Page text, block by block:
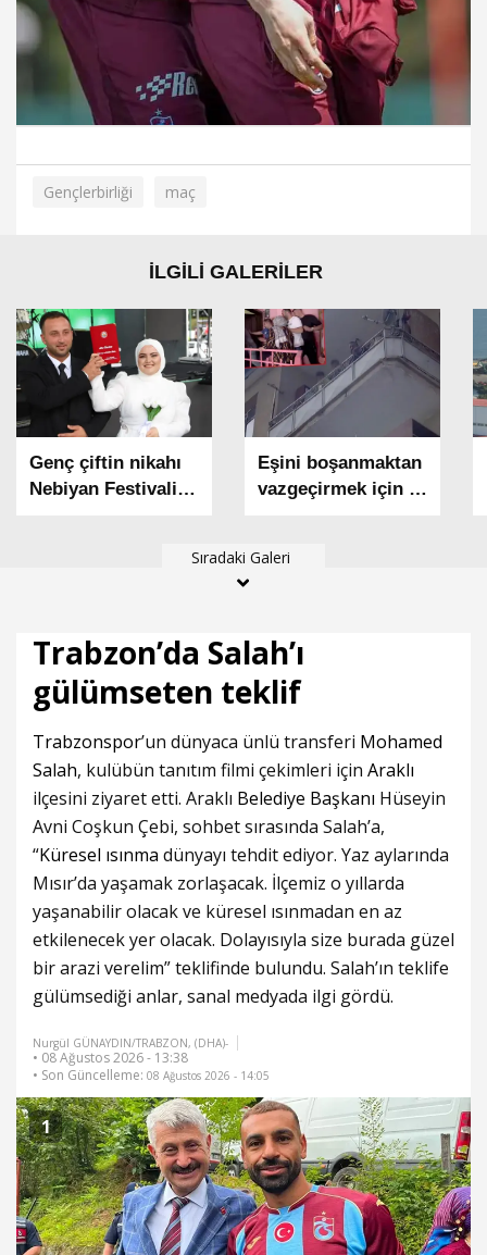
Gençlerbirliği maç
İLGİLİ GALERİLER
Sıradaki Galeri
Genç çiftin nikahı
Nebiyan Festivali
Eşini boşanmaktan
vazgeçirmek için 2
tarafından etkisiz
Trabzon’da Salah’ı
gülümseten teklif
Trabzonspor’un dünyaca ünlü transferi Mohamed
Salah, kulübün tanıtım filmi çekimleri için Araklı
ilçesini ziyaret etti. Araklı Belediye Başkanı Hüseyin
Avni Coşkun Çebi, sohbet sırasında Salah’a,
“Küresel ısınma dünyayı tehdit ediyor. Yaz aylarında
Mısır’da yaşamak zorlaşacak. İlçemiz o yıllarda
yaşanabilir olacak ve küresel ısınmadan en az
etkilenecek yer olacak. Dolayısıyla size burada güzel
bir arazi verelim” teklifinde bulundu. Salah’ın teklife
gülümsediği anlar, sanal medyada ilgi gördü.
Nurgül GÜNAYDIN/TRABZON, (DHA)-
• 08 Ağustos 2026 - 13:38
• Son Güncelleme: 08 Ağustos 2026 - 14:05
1